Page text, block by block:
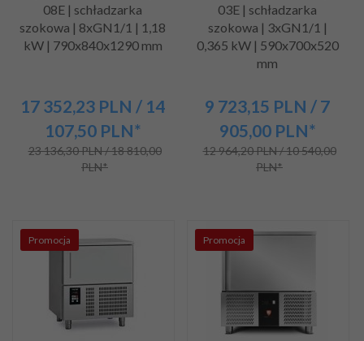
08E | schładzarka
szokowa | 8xGN1/1 | 1,18
kW | 790x840x1290 mm
17 352,23 PLN / 14
107,50 PLN*
23 136,30 PLN / 18 810,00
PLN*
03E | schładzarka
szokowa | 3xGN1/1 |
0,365 kW | 590x700x520
mm
9 723,15 PLN / 7
905,00 PLN*
12 964,20 PLN / 10 540,00
PLN*
Promocja Promocja